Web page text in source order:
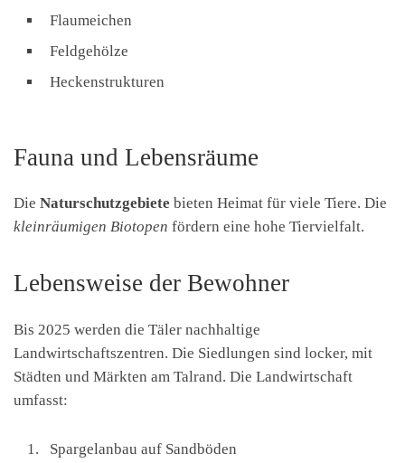
Flaumeichen
Feldgehölze
Heckenstrukturen
Fauna und Lebensräume
Die Naturschutzgebiete bieten Heimat für viele Tiere. Die
kleinräumigen Biotopen fördern eine hohe Tiervielfalt.
Lebensweise der Bewohner
Bis 2025 werden die Täler nachhaltige
Landwirtschaftszentren. Die Siedlungen sind locker, mit
Städten und Märkten am Talrand. Die Landwirtschaft
umfasst:
Spargelanbau auf Sandböden